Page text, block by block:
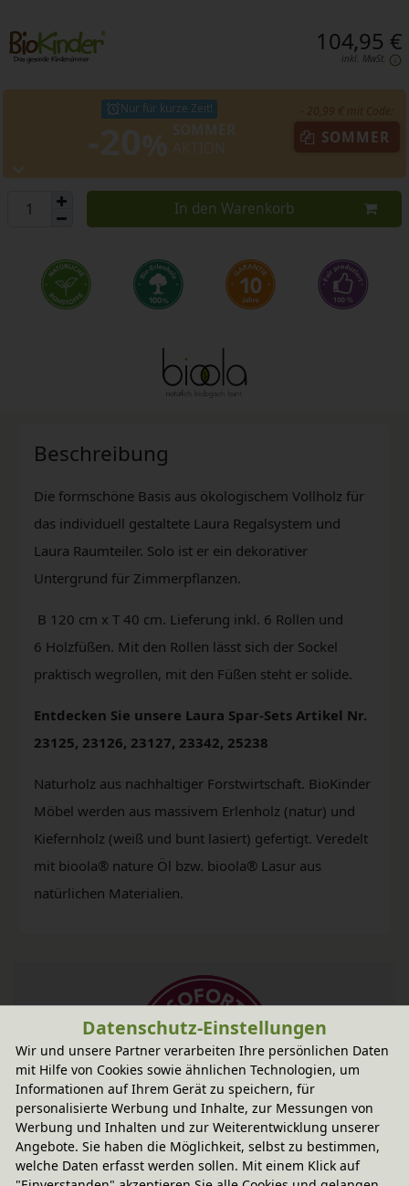
104,95 €
inkl. MwSt.
Nur für kurze Zeit!
SOMMER
In den Warenkorb
Beschreibung
Die formschöne Basis aus ökologischem Vollholz für
das individuell gestaltete Laura Regalsystem und
Laura Raumteiler. Solo ist er ein dekorativer
Untergrund für Zimmerpflanzen.
B 120 cm x T 40 cm. Lieferung inkl. 6 Rollen und
6 Holzfüßen. Mit den Rollen lässt sich der Sockel
praktisch wegrollen, mit den Füßen steht er solide.
Entdecken Sie unsere Laura Spar-Sets Artikel Nr.
23125, 23126, 23127, 23342, 25238
Naturholz aus nachhaltiger Forstwirtschaft. BioKinder
Möbel werden aus massivem Erlenholz (natur) und
Kiefernholz (weiß und bunt lasiert) gefertigt. Veredelt
mit bioola® nature Öl bzw. bioola® Lasur aus
natürlichen Materialien.
Fairer Paketversand
14,95 € innerhalb ...
Datenschutz-Einstellungen
Wir und unsere Partner verarbeiten Ihre persönlichen Daten
mit Hilfe von Cookies sowie ähnlichen Technologien, um
Informationen auf Ihrem Gerät zu speichern, für
personalisierte Werbung und Inhalte, zur Messungen von
Werbung und Inhalten und zur Weiterentwicklung unserer
Angebote. Sie haben die Möglichkeit, selbst zu bestimmen,
welche Daten erfasst werden sollen. Mit einem Klick auf